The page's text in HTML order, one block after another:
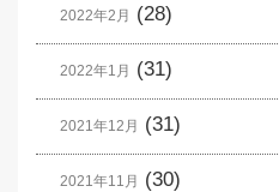
2022年2月 (28)
2022年1月 (31)
2021年12月 (31)
2021年11月 (30)